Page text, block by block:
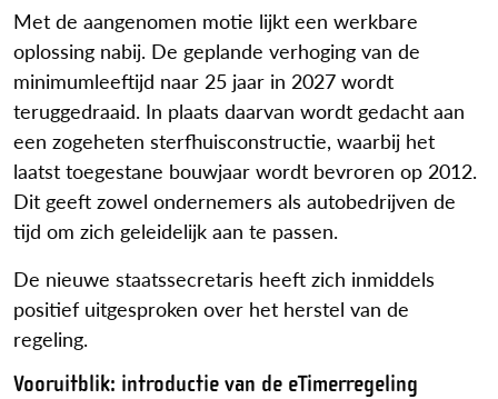
Met de aangenomen motie lijkt een werkbare
oplossing nabij. De geplande verhoging van de
minimumleeftijd naar 25 jaar in 2027 wordt
teruggedraaid. In plaats daarvan wordt gedacht aan
een zogeheten sterfhuisconstructie, waarbij het
laatst toegestane bouwjaar wordt bevroren op 2012.
Dit geeft zowel ondernemers als autobedrijven de
tijd om zich geleidelijk aan te passen.
De nieuwe staatssecretaris heeft zich inmiddels
positief uitgesproken over het herstel van de
regeling.
Vooruitblik: introductie van de eTimerregeling